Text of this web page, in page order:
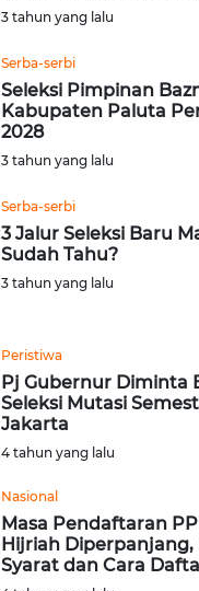
3 tahun yang lalu
Serba-serbi
Seleksi Pimpinan
Kabupaten Paluta
2028
3 tahun yang lalu
Serba-serbi
3 Jalur Seleksi Baru
Sudah Tahu?
3 tahun yang lalu
Peristiwa
Pj Gubernur Diminta
Seleksi Mutasi
Jakarta
4 tahun yang lalu
Nasional
Masa Pendaftaran
Hijriah
Syarat dan Cara